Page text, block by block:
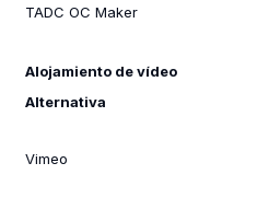
TADC OC Maker
Alojamiento de vídeo
Alternativa
Vimeo